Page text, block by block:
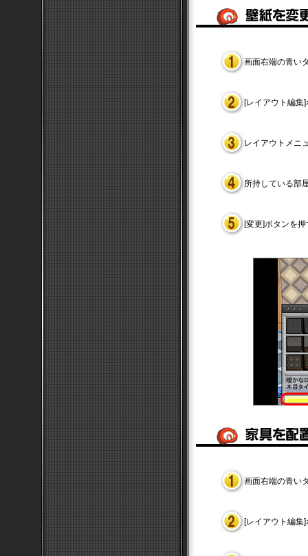
画面右端の青い
[レイアウト編集
レイアウトメニ
所持している部
[変更]ボタンを
画面右端の青い
[レイアウト編集